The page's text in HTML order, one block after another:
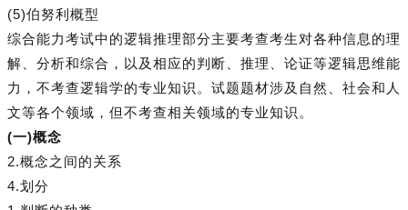
(5)伯努利概型
综合能力考试中的逻辑推理部分主要考查考生对各种信息的理
解、分析和综合，以及相应的判断、推理、论证等逻辑思维能
力，不考查逻辑学的专业知识。试题题材涉及自然、社会和人
文等各个领域，但不考查相关领域的专业知识。
(一)概念
2.概念之间的关系
4.划分